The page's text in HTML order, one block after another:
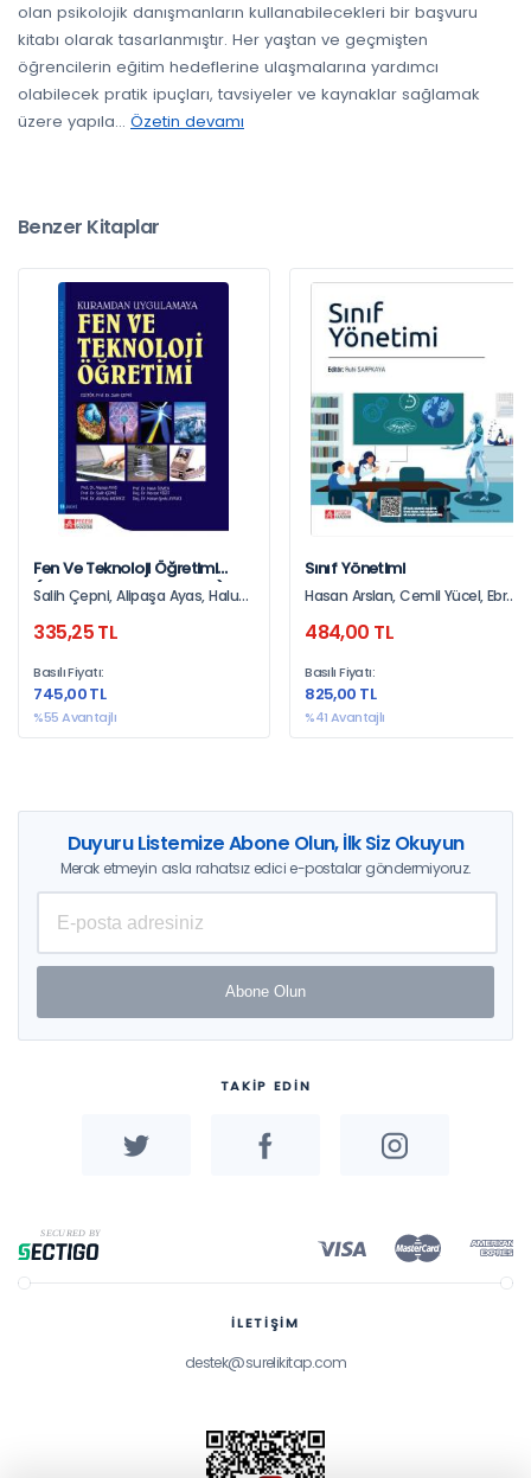
olan psikolojik danışmanların kullanabilecekleri bir başvuru
kitabı olarak tasarlanmıştır. Her yaştan ve geçmişten
öğrencilerin eğitim hedeflerine ulaşmalarına yardımcı
olabilecek pratik ipuçları, tavsiyeler ve kaynaklar sağlamak
üzere yapıla... Özetin devamı
Benzer Kitaplar
Fen Ve Teknoloji Öğretimi
(Kuramdan Uygulamaya)
Salih Çepni, Alipaşa Ayas, Haluk
335,25 TL
Basılı Fiyatı:
745,00 TL
%55 Avantajlı
Sınıf Yönetimi
Hasan Arslan, Cemil Yücel, Ebru
Şeyma Şengil Akar, Uğur Binici,
Akbaşlı, Mustafa Bayrakçı, Sadi
Yılmaz, Kemal Kayıkçı, Ali Ünal,
484,00 TL
Basılı Fiyatı:
825,00 TL
%41 Avantajlı
Duyuru Listemize Abone Olun, İlk Siz Okuyun
Merak etmeyin asla rahatsız edici e-postalar göndermiyoruz.
Abone Olun
TAKİP EDİN
İLETİŞİM
destek@surelikitap.com